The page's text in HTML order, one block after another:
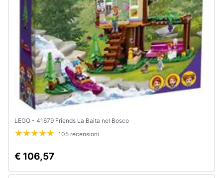
Motori
Libri,
cd
dvd
Festività
e
LEGO - 41679 Friends La Baita nel Bosco
105 recensioni
€ 106,57